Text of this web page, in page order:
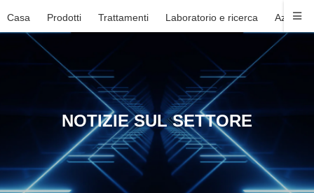
Casa Prodotti Trattamenti Laboratorio e ricerca Azienda
NOTIZIE SUL SETTORE